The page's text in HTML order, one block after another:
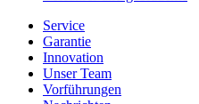
Service
Garantie
Innovation
Unser Team
Vorführungen